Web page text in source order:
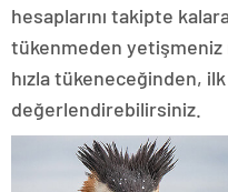
hesaplarını takipte
tükenmeden yetişmeniz
hızla tükeneceğinden,
değerlendirebilirsiniz.